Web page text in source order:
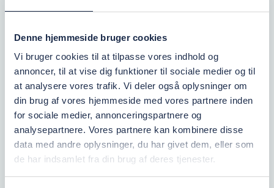
Denne hjemmeside bruger cookies
Vi bruger cookies til at tilpasse vores indhold og
annoncer, til at vise dig funktioner til sociale medier og til
at analysere vores trafik. Vi deler også oplysninger om
din brug af vores hjemmeside med vores partnere inden
for sociale medier, annonceringspartnere og
analysepartnere. Vores partnere kan kombinere disse
data med andre oplysninger, du har givet dem, eller som
de har indsamlet fra din brug af deres tjenester.
CAMLOCK SLUTPROP 1" PP
Varenr.:504408025
På lager: 4
51,56 DKK inkl. moms
Læg i kurv